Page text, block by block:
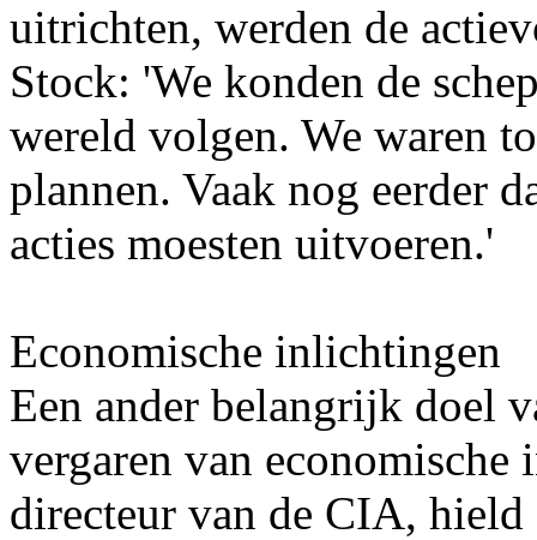
uitrichten, werden de
Stock: 'We konden de
wereld volgen. We waren
plannen. Vaak nog eerder
acties moesten uitvoeren.'
Economische inlichtingen
Een ander belangrijk doel
vergaren van
directeur van de CIA,